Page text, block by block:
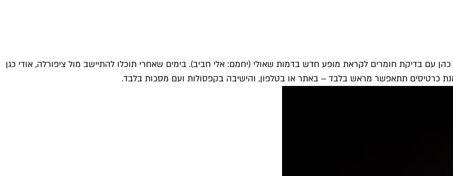
עם בדיקת חומרים לקראת מופע חדש בדמות שאולי (יחמם: אלי חביב). בימים שאחרי תוכלו להתיישב מול ציפורלה, אודי כגן
כרטיסים תתאפשר מראש בלבד – באתר או בטלפון, והישיבה בקפסולות ועם מסכות בלבד.